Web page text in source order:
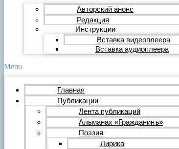
Авторский анонс
Редакция
Инструкции
Вставка видеоплеера
Вставка аудиоплеера
Menu
Главная
Публикации
Лента публикаций
Альманах «Гражданинъ»
Поэзия
Лирика
Критический разбор
Видео
Видеопоэзия
Фильм
Видеообзор
Видеоклип
Музыка
Песня
Поп
Рок
Шансон
Мастерская
Гражданинъ
Поэтическая подборка для альманаха
Путь поэта